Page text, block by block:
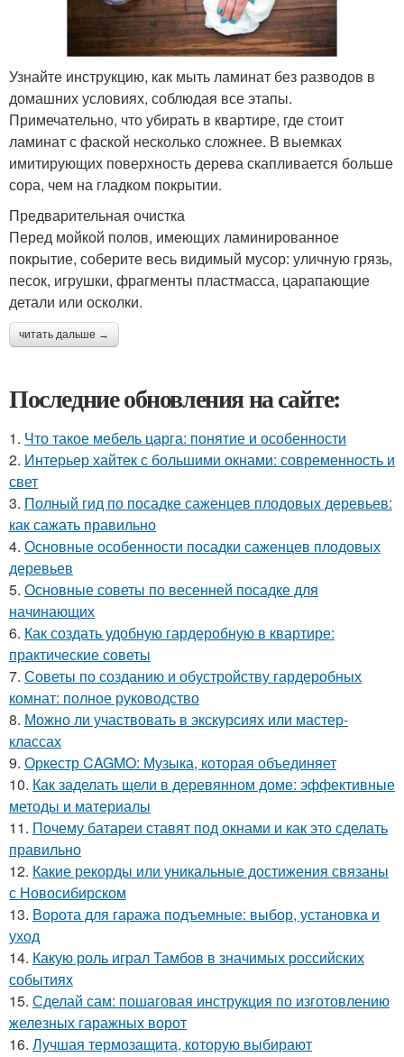
Узнайте инструкцию, как мыть ламинат без разводов в
домашних условиях, соблюдая все этапы.
Примечательно, что убирать в квартире, где стоит
ламинат с фаской несколько сложнее. В выемках
имитирующих поверхность дерева скапливается больше
сора, чем на гладком покрытии.
Предварительная очистка
Перед мойкой полов, имеющих ламинированное
покрытие, соберите весь видимый мусор: уличную грязь,
песок, игрушки, фрагменты пластмасса, царапающие
детали или осколки.
читать дальше →
Последние обновления на сайте:
1. Что такое мебель царга: понятие и особенности
2. Интерьер хайтек с большими окнами: современность и
свет
3. Полный гид по посадке саженцев плодовых деревьев:
как сажать правильно
4. Основные особенности посадки саженцев плодовых
деревьев
5. Основные советы по весенней посадке для
начинающих
6. Как создать удобную гардеробную в квартире:
практические советы
7. Советы по созданию и обустройству гардеробных
комнат: полное руководство
8. Можно ли участвовать в экскурсиях или мастер-
классах
9. Оркестр CAGMO: Музыка, которая объединяет
10. Как заделать щели в деревянном доме: эффективные
методы и материалы
11. Почему батареи ставят под окнами и как это сделать
правильно
12. Какие рекорды или уникальные достижения связаны
с Новосибирском
13. Ворота для гаража подъемные: выбор, установка и
уход
14. Какую роль играл Тамбов в значимых российских
событиях
15. Сделай сам: пошаговая инструкция по изготовлению
железных гаражных ворот
16. Лучшая термозащита, которую выбирают